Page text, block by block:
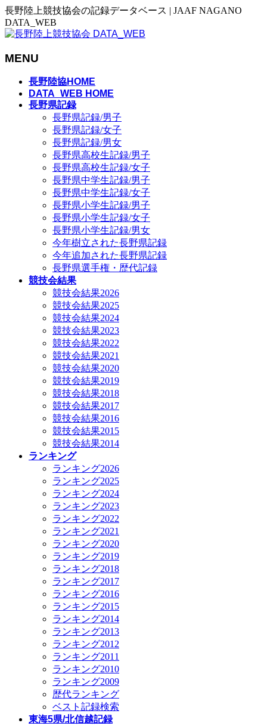
長野陸上競技協会の記録データベース | JAAF NAGANO
DATA_WEB
MENU
長野陸協HOME
DATA_WEB HOME
長野県記録
長野県記録/男子
長野県記録/女子
長野県記録/男女
長野県高校生記録/男子
長野県高校生記録/女子
長野県中学生記録/男子
長野県中学生記録/女子
長野県小学生記録/男子
長野県小学生記録/女子
長野県小学生記録/男女
今年樹立された長野県記録
今年追加された長野県記録
長野県選手権・歴代記録
競技会結果
競技会結果2026
競技会結果2025
競技会結果2024
競技会結果2023
競技会結果2022
競技会結果2021
競技会結果2020
競技会結果2019
競技会結果2018
競技会結果2017
競技会結果2016
競技会結果2015
競技会結果2014
ランキング
ランキング2026
ランキング2025
ランキング2024
ランキング2023
ランキング2022
ランキング2021
ランキング2020
ランキング2019
ランキング2018
ランキング2017
ランキング2016
ランキング2015
ランキング2014
ランキング2013
ランキング2012
ランキング2011
ランキング2010
ランキング2009
歴代ランキング
ベスト記録検索
東海5県/北信越記録